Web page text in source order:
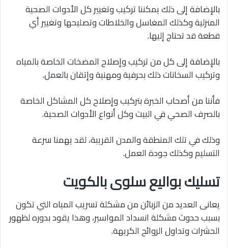
بالإضافة إلى ذلك يمكننا تركيب وتغيير كل الأدوات الصحية
المنزلية وكذلك المغاسل والخلاطات وتصليحها وتغيير أي
قطعة قد تحتاج إليها.
بالإضافة إلى كل من تركيب وإصلاح المضخات الخاصة بالمياه
وتركيب السخانات ذلك بحرفية ومهنية وإتقان بالعمل.
فأننا من أصحاب الخبرة بتركيب وإصلاح كل المشاكل الخاصة
بالصرف الصحي في البيت وكل أنواع الأدوات الصحية.
وذلك في تلك المنطقة والمدن القريبة، لقد يهمنا سرعة
التسليم وكذلك جودة العمل.
تسليك بواليع سلوى بالكويت
يعانى العديد من الزبائن من مشكلة تسريب المياه التي تكون
بسبب حدوث مشكلة انسداد المواسير، وهذا يقود بدوره لظهور
الحشرات وتداول الروائح الكريهة.